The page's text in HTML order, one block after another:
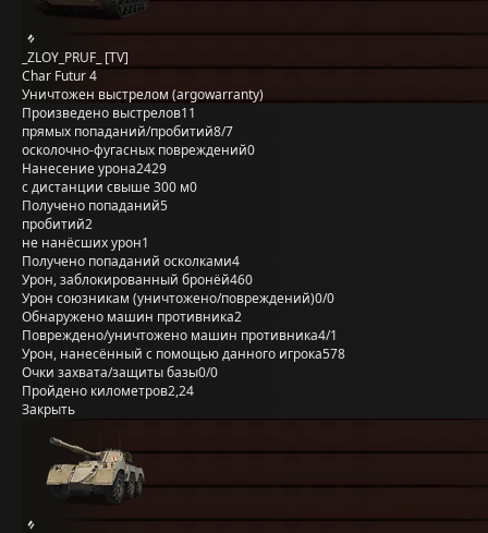
_ZLOY_PRUF_ [TV]
Char Futur 4
Уничтожен выстрелом (argowarranty)
Произведено выстрелов11
прямых попаданий/пробитий8/7
осколочно-фугасных повреждений0
Нанесение урона2429
с дистанции свыше 300 м0
Получено попаданий5
пробитий2
не нанёсших урон1
Получено попаданий осколками4
Урон, заблокированный бронёй460
Урон союзникам (уничтожено/повреждений)0/0
Обнаружено машин противника2
Повреждено/уничтожено машин противника4/1
Урон, нанесённый с помощью данного игрока578
Очки захвата/защиты базы0/0
Пройдено километров2,24
Закрыть